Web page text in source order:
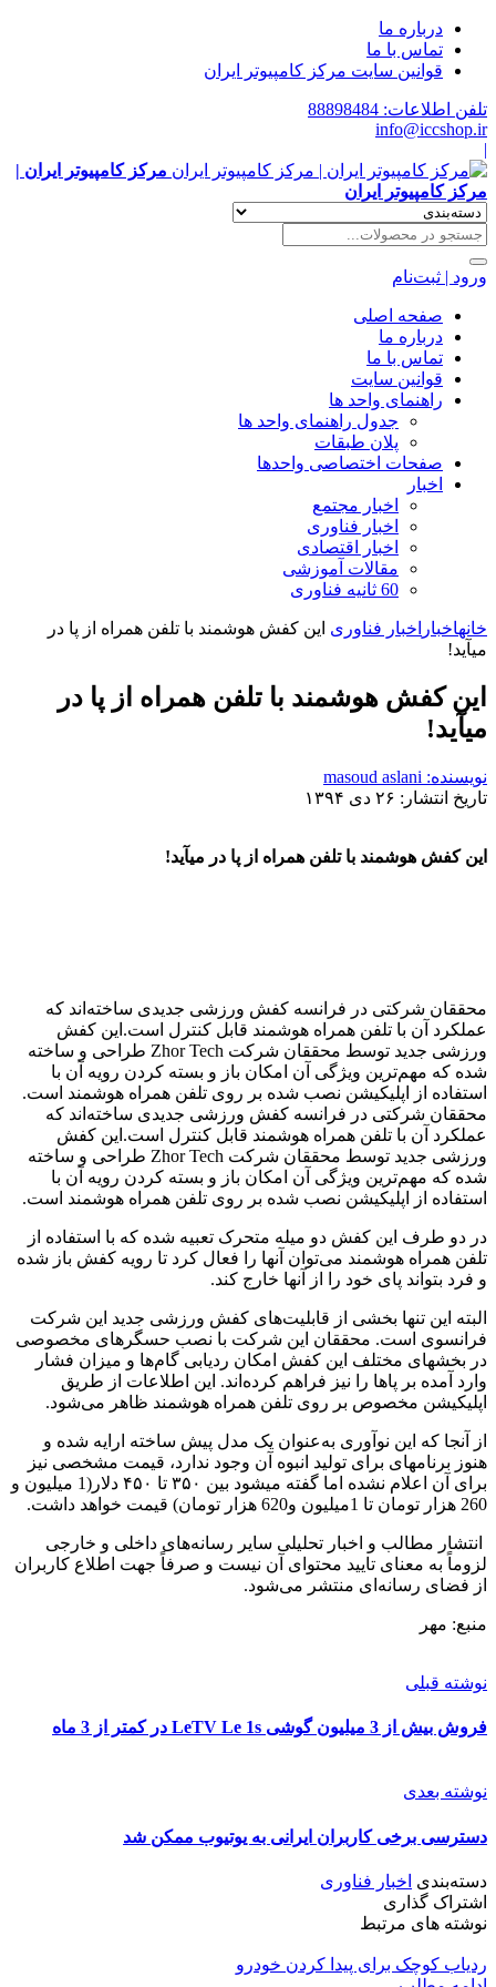
درباره ما
تماس با ما
قوانین سایت مرکز کامپیوتر ایران
تلفن اطلاعات: 88898484
info@iccshop.ir
|
مرکز کامپیوتر ایران |
مرکز کامپیوتر ایران
ورود | ثبت‌نام
صفحه اصلی
درباره ما
تماس با ما
قوانین سایت
راهنمای واحد ها
جدول راهنمای واحد ها
پلان طبقات
صفحات اختصاصی واحدها
اخبار
اخبار مجتمع
اخبار فناوری
اخبار اقتصادی
مقالات آموزشی
60 ثانیه فناوری
خانهاخبار اخبار فناوری این کفش هوشمند با تلفن همراه از پا در
می‎آید!
این کفش هوشمند با تلفن همراه از پا در
می‎آید!
نویسنده: masoud aslani
تاریخ انتشار: ۲۶ دی ۱۳۹۴
این کفش هوشمند با تلفن همراه از پا در می‎آید!
محققان شرکتی در فرانسه کفش ورزشی جدیدی ساخته‌اند که
عملکرد آن با تلفن همراه هوشمند قابل کنترل است.این کفش
ورزشی جدید توسط محققان شرکت Zhor Tech طراحی و ساخته
شده که مهم‌ترین ویژگی آن امکان باز و بسته کردن رویه آن با
استفاده از اپلیکیشن نصب شده بر روی تلفن همراه هوشمند است.
محققان شرکتی در فرانسه کفش ورزشی جدیدی ساخته‌اند که
عملکرد آن با تلفن همراه هوشمند قابل کنترل است.این کفش
ورزشی جدید توسط محققان شرکت Zhor Tech طراحی و ساخته
شده که مهم‌ترین ویژگی آن امکان باز و بسته کردن رویه آن با
استفاده از اپلیکیشن نصب شده بر روی تلفن همراه هوشمند است.
در دو طرف این کفش دو میله متحرک تعبیه شده که با استفاده از
تلفن همراه هوشمند می‌توان آنها را فعال کرد تا رویه کفش باز شده
و فرد بتواند پای خود را از آنها خارج کند.
البته این تنها بخشی از قابلیت‌های کفش ورزشی جدید این شرکت
فرانسوی است. محققان این شرکت با نصب حسگرهای مخصوصی
در بخش‎های مختلف این کفش امکان ردیابی گام‌ها و میزان فشار
وارد آمده بر پاها را نیز فراهم کرده‌اند. این اطلاعات از طریق
اپلیکیشن مخصوص بر روی تلفن همراه هوشمند ظاهر می‌شود.
از آنجا که این نوآوری به‌عنوان یک مدل پیش ساخته ارایه شده و
هنوز برنامه‎ای برای تولید انبوه آن وجود ندارد، قیمت مشخصی نیز
برای آن اعلام نشده اما گفته می‎شود بین ۳۵۰ تا ۴۵۰ دلار(1 میلیون و
260 هزار تومان تا 1میلیون و620 هزار تومان) قیمت خواهد داشت.
انتشار مطالب و اخبار تحلیلی سایر رسانه‌های داخلی و خارجی
لزوماً به معنای تایید محتوای آن نیست و صرفاً جهت اطلاع کاربران
از فضای رسانه‌ای منتشر می‌شود.
منبع: مهر
نوشته قبلی
فروش بیش از 3 میلیون گوشی LeTV Le 1s در کمتر از 3 ماه
نوشته بعدی
دسترسی برخی كاربران ايرانی به يوتيوب ممكن شد
دسته‌بندی اخبار فناوری
اشتراک گذاری
نوشته های مرتبط
ردیاب کوچک برای پیدا کردن خودرو